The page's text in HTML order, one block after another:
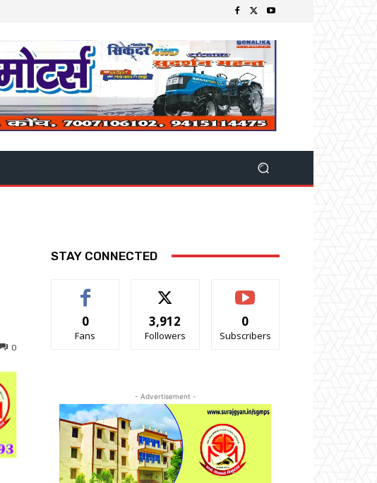
0
STAY CONNECTED
0
Fans
3,912
Followers
0
Subscribers
- Advertisement -